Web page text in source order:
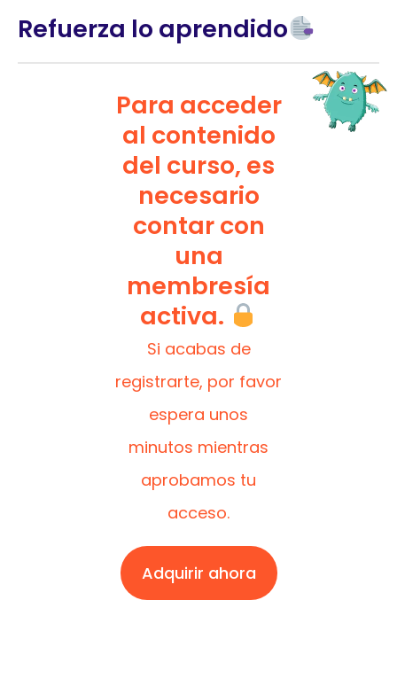
Refuerza lo aprendido
Para acceder
al contenido
del curso, es
necesario
contar con
una
membresía
activa.
Si acabas de
registrarte, por favor
espera unos
minutos mientras
aprobamos tu
acceso.
Adquirir ahora